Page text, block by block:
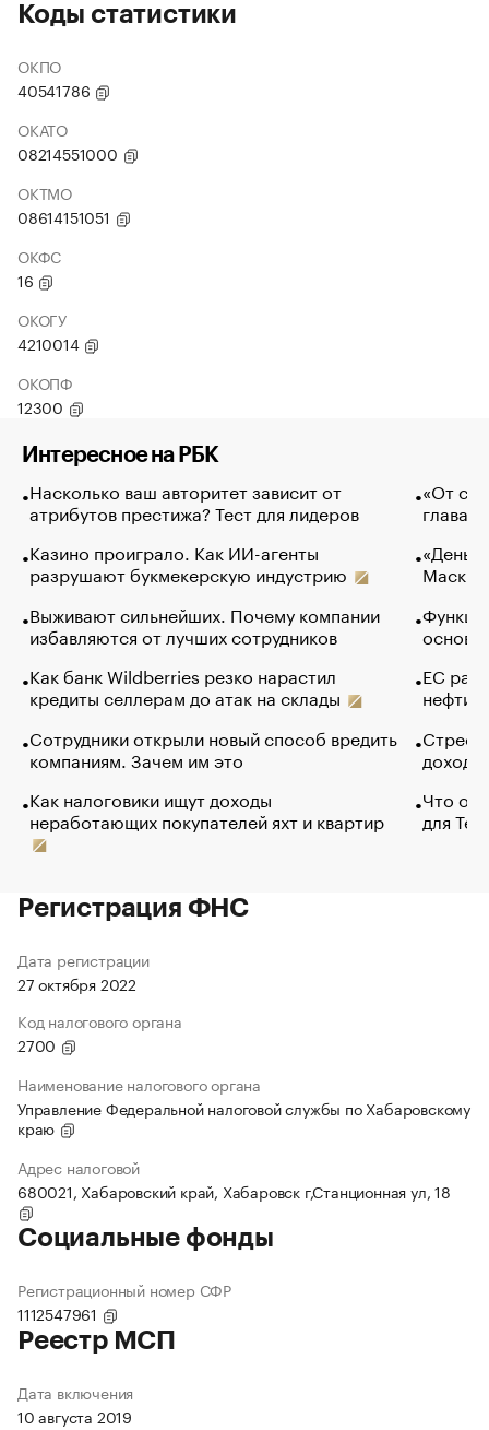
Коды статистики
ОКПО
40541786
ОКАТО
08214551000
ОКТМО
08614151051
ОКФС
16
ОКОГУ
4210014
ОКОПФ
12300
Интересное на РБК
Насколько ваш авторитет зависит от
атрибутов престижа? Тест для лидеров
Казино проиграло. Как ИИ-агенты
разрушают букмекерскую индустрию
Выживают сильнейших. Почему компании
избавляются от лучших сотрудников
Как банк Wildberries резко нарастил
кредиты селлерам до атак на склады
Сотрудники открыли новый способ вредить
компаниям. Зачем им это
Как налоговики ищут доходы
неработающих покупателей яхт и квартир
«От
глава
Маск в
основ
ЕС
нефти
Что
для
Регистрация ФНС
Дата регистрации
27 октября 2022
Код налогового органа
2700
Наименование налогового органа
Управление Федеральной налоговой службы по Хабаровскому
краю
Адрес налоговой
680021, Хабаровский край, Хабаровск г,Станционная ул, 18
Социальные фонды
Регистрационный номер СФР
1112547961
Реестр МСП
Дата включения
10 августа 2019